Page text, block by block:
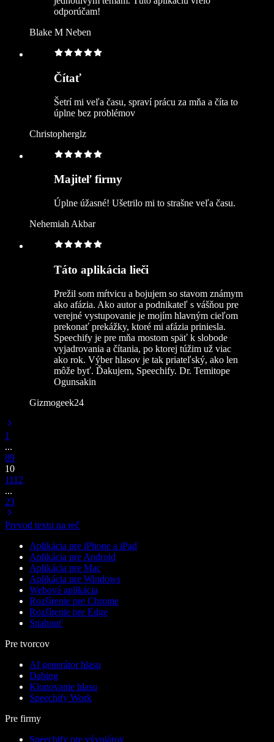
odporúčam!
Blake M Neben
Čítať
Šetrí mi veľa času, spraví prácu za mňa a číta to
úplne bez problémov
Christopherglz
Majiteľ firmy
Úplne úžasné! Ušetrilo mi to strašne veľa času.
Nehemiah Akbar
Táto aplikácia lieči
Prežil som mŕtvicu a bojujem so stavom známym
ako afázia. Ako autor a podnikateľ s vášňou pre
verejné vystupovanie je mojím hlavným cieľom
prekonať prekážky, ktoré mi afázia priniesla.
Speechify je pre mňa mostom späť k slobode
vyjadrovania a čítania, po ktorej túžim už viac
ako rok. Výber hlasov je tak priateľský, ako len
môže byť. Ďakujem, Speechify. Dr. Temitope
Ogunsakin
Gizmogeek24
1
...
89
10
1112
...
23
Prevod textu na reč
Aplikácia pre iPhone a iPad
Aplikácia pre Android
Aplikácia pre Mac
Aplikácia pre Windows
Webová aplikácia
Rozšírenie pre Chrome
Rozšírenie pre Edge
Stiahnuť
Pre tvorcov
AI generátor hlasu
Dabing
Klonovanie hlasu
Speechify Work
Pre firmy
Speechify pre vývojárov